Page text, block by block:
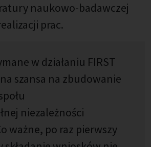
naukowo-badawczej
prac.
w działaniu FIRST
szansa na zbudowanie
niezależności
ważne, po raz pierwszy